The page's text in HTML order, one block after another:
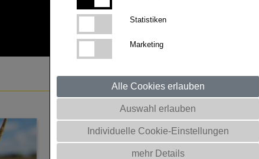
Statistiken
Marketing
Alle Cookies erlauben
Auswahl erlauben
Individuelle Cookie-Einstellungen
mehr Details